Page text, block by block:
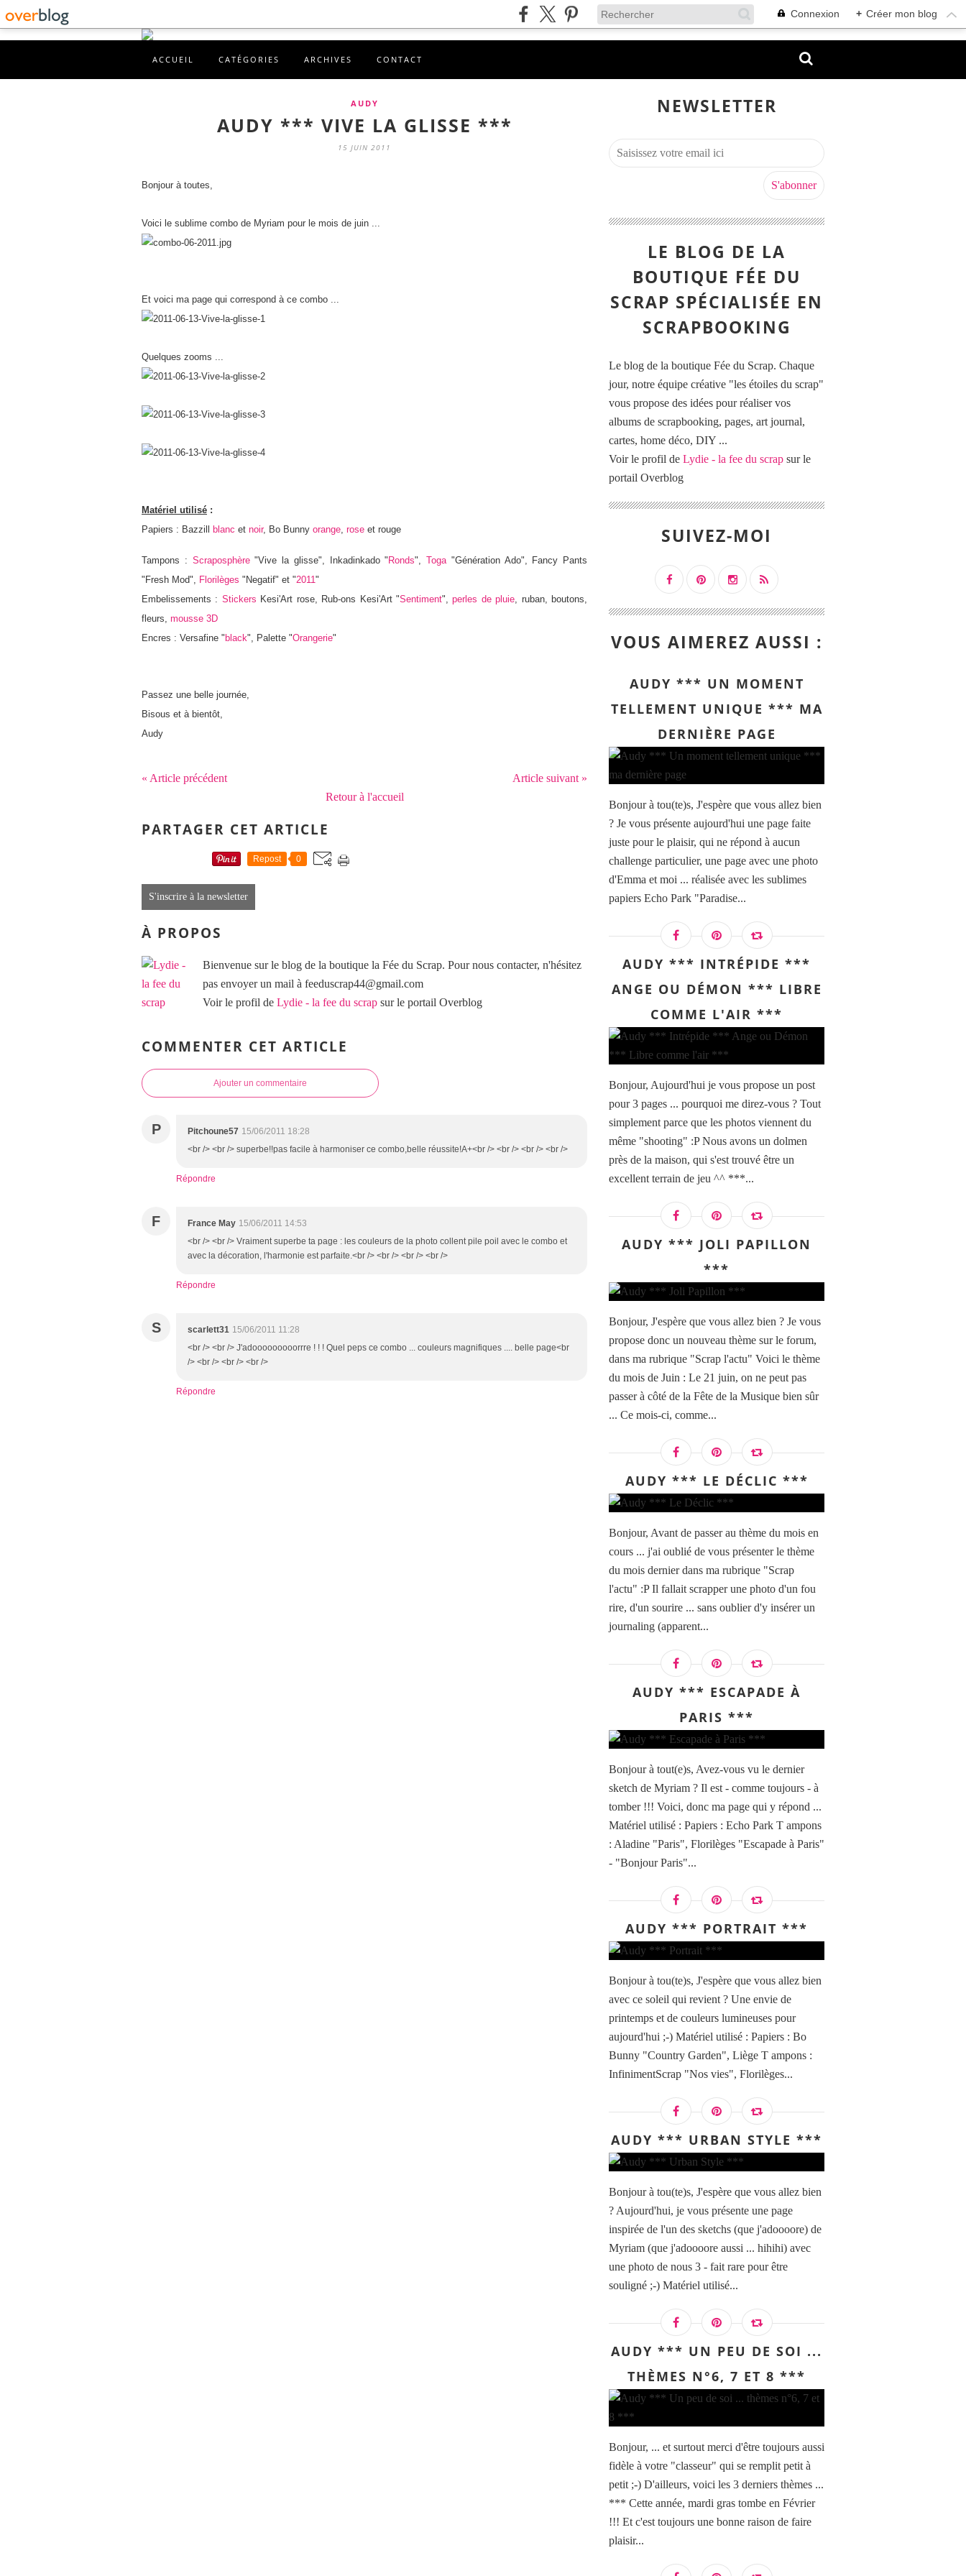
Connexion + Créer mon blog
ACCUEIL CATÉGORIES ARCHIVES CONTACT
AUDY
AUDY *** VIVE LA GLISSE ***
15 JUIN 2011
Bonjour à toutes,
Voici le sublime combo de Myriam pour le mois de juin ...
Et voici ma page qui correspond à ce combo ...
Quelques zooms ...
Matériel utilisé :
Papiers : Bazzill
blanc et noir, Bo Bunny orange, rose et rouge
Tampons : Scraposphère"Vive la glisse", Inkadinkado " Ronds", Toga"Génération Ado", Fancy Pants
"Fresh Mod", Florilèges "Negatif" et "2011"
Embelissements : Stickers Kesi'Art rose, Rub-ons Kesi'Art "Sentiment",perles de pluie, ruban, boutons,
fleurs, mousse 3D
Encres : Versafine " black", Palette "Orangerie"
Passez une belle journée,
Bisous et à bientôt,
Audy
« Article précédent
Article suivant »
Retour à l'accueil
PARTAGER CET ARTICLE
Repost 0
S'inscrire à la newsletter
À PROPOS
Bienvenue sur le blog de la boutique la Fée du Scrap. Pour nous contacter, n'hésitez
pas envoyer un mail à feeduscrap44@gmail.com
Voir le profil de Lydie - la fee du scrap sur le portail Overblog
COMMENTER CET ARTICLE
Ajouter un commentaire
P Pitchoune57 15/06/2011 18:28
<br /> <br /> superbe!!pas facile à harmoniser ce combo,belle réussite!A+<br /> <br /> <br /> <br />
Répondre
F France May 15/06/2011 14:53
<br /> <br /> Vraiment superbe ta page : les couleurs de la photo collent pile poil avec le combo et
avec la décoration, l'harmonie est parfaite.<br /> <br /> <br /> <br />
Répondre
S scarlett31 15/06/2011 11:28
<br /> <br /> J'adooooooooorrre ! ! ! Quel peps ce combo ... couleurs magnifiques .... belle page<br
/> <br /> <br /> <br />
Répondre
NEWSLETTER
LE BLOG DE LA
BOUTIQUE FÉE DU
SCRAP SPÉCIALISÉE EN
SCRAPBOOKING
Le blog de la boutique Fée du Scrap. Chaque
jour, notre équipe créative "les étoiles du scrap"
vous propose des idées pour réaliser vos
albums de scrapbooking, pages, art journal,
cartes, home déco, DIY ...
Voir le profil de Lydie - la fee du scrap sur le
portail Overblog
SUIVEZ-MOI
VOUS AIMEREZ AUSSI :
AUDY *** UN MOMENT
TELLEMENT UNIQUE *** MA
DERNIÈRE PAGE
Bonjour à tou(te)s, J'espère que vous allez bien
? Je vous présente aujourd'hui une page faite
juste pour le plaisir, qui ne répond à aucun
challenge particulier, une page avec une photo
d'Emma et moi ... réalisée avec les sublimes
papiers Echo Park "Paradise...
AUDY *** INTRÉPIDE ***
ANGE OU DÉMON *** LIBRE
COMME L'AIR ***
Bonjour, Aujourd'hui je vous propose un post
pour 3 pages ... pourquoi me direz-vous ? Tout
simplement parce que les photos viennent du
même "shooting" :P Nous avons un dolmen
près de la maison, qui s'est trouvé être un
excellent terrain de jeu ^^ ***...
AUDY *** JOLI PAPILLON
***
Bonjour, J'espère que vous allez bien ? Je vous
propose donc un nouveau thème sur le forum,
dans ma rubrique "Scrap l'actu" Voici le thème
du mois de Juin : Le 21 juin, on ne peut pas
passer à côté de la Fête de la Musique bien sûr
... Ce mois-ci, comme...
AUDY *** LE DÉCLIC ***
Bonjour, Avant de passer au thème du mois en
cours ... j'ai oublié de vous présenter le thème
du mois dernier dans ma rubrique "Scrap
l'actu" :P Il fallait scrapper une photo d'un fou
rire, d'un sourire ... sans oublier d'y insérer un
journaling (apparent...
AUDY *** ESCAPADE À
PARIS ***
Bonjour à tout(e)s, Avez-vous vu le dernier
sketch de Myriam ? Il est - comme toujours - à
tomber !!! Voici, donc ma page qui y répond ...
Matériel utilisé : Papiers : Echo Park T ampons
: Aladine "Paris", Florilèges "Escapade à Paris"
- "Bonjour Paris"...
AUDY *** PORTRAIT ***
Bonjour à tou(te)s, J'espère que vous allez bien
avec ce soleil qui revient ? Une envie de
printemps et de couleurs lumineuses pour
aujourd'hui ;-) Matériel utilisé : Papiers : Bo
Bunny "Country Garden", Liège T ampons :
InfinimentScrap "Nos vies", Florilèges...
AUDY *** URBAN STYLE ***
Bonjour à tou(te)s, J'espère que vous allez bien
? Aujourd'hui, je vous présente une page
inspirée de l'un des sketchs (que j'adoooore) de
Myriam (que j'adoooore aussi ... hihihi) avec
une photo de nous 3 - fait rare pour être
souligné ;-) Matériel utilisé...
AUDY *** UN PEU DE SOI ...
THÈMES N°6, 7 ET 8 ***
Bonjour, ... et surtout merci d'être toujours aussi
fidèle à votre "classeur" qui se remplit petit à
petit ;-) D'ailleurs, voici les 3 derniers thèmes ...
*** Cette année, mardi gras tombe en Février
!!! Et c'est toujours une bonne raison de faire
plaisir...